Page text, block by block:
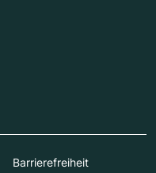
Barrierefreiheit